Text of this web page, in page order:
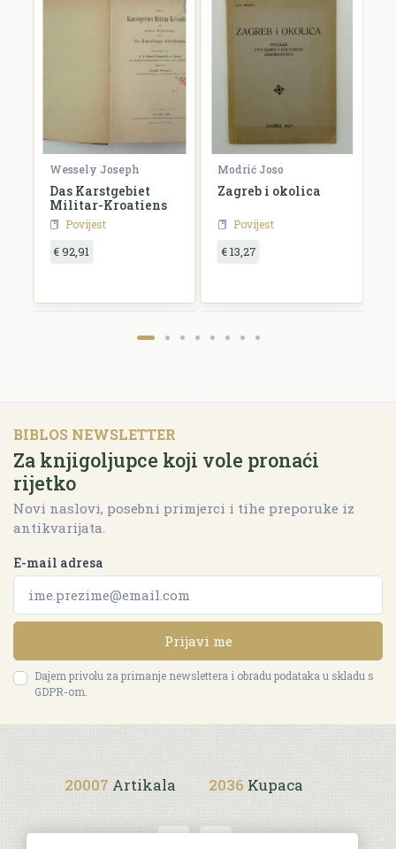
Wessely Joseph
Das Karstgebiet
Militar-Kroatiens
Povijest
€ 92,91
Modrić Joso
Zagreb i okolica
Povijest
€ 13,27
BIBLOS NEWSLETTER
Za knjigoljupce koji vole pronaći
rijetko
Novi naslovi, posebni primjerci i tihe preporuke iz
antikvarijata.
E-mail adresa
Prijavi me
Dajem privolu za primanje newslettera i obradu podataka u skladu s
GDPR-om.
20007 Artikala 2036 Kupaca